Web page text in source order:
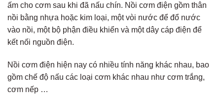
ấm cho cơm sau khi đã nấu chín. Nồi cơm điện gồm thân
nồi bằng nhựa hoặc kim loại, một vòi nước để đổ nước
vào nồi, một bộ phận điều khiển và một dây cáp điện để
kết nối nguồn điện.
Nồi cơm điện hiện nay có nhiều tính năng khác nhau, bao
gồm chế độ nấu các loại cơm khác nhau như cơm trắng,
cơm nếp …